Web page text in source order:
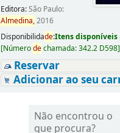
Editora:São Paulo:
Almedina,2016
Disponibilidade:Itens disponíveis
[Númerodechamada:342.2 D598]
Reservar
Adicionar ao seu
Não encontrou o
que procura?